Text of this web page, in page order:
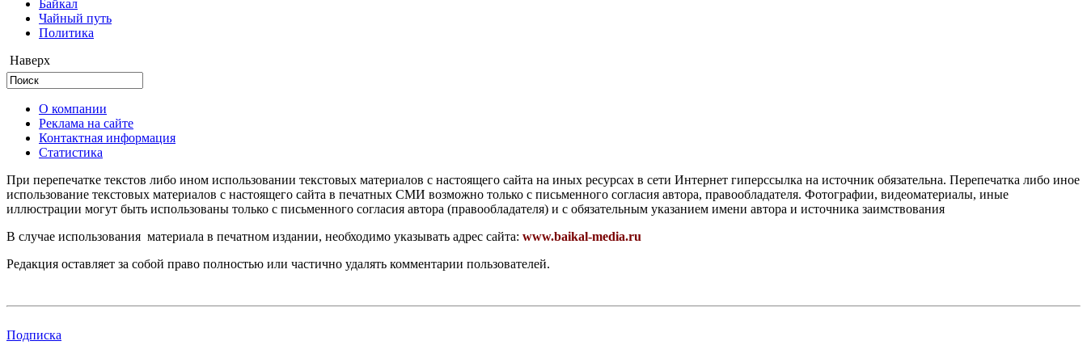
Байкал
Чайный путь
Политика
Наверх
О компании
Реклама на сайте
Контактная информация
Статистика
При перепечатке текстов либо ином использовании текстовых материалов с настоящего сайта на иных ресурсах в сети Интернет гиперссылка на источник обязательна. Перепечатка либо иное
использование текстовых материалов с настоящего сайта в печатных СМИ возможно только с письменного согласия автора, правообладателя. Фотографии, видеоматериалы, иные
иллюстрации могут быть использованы только с письменного согласия автора (правообладателя) и с обязательным указанием имени автора и источника заимствования
В случае использования материала в печатном издании, необходимо указывать адрес сайта: www.baikal-media.ru
Редакция оставляет за собой право полностью или частично удалять комментарии пользователей.
Подписка